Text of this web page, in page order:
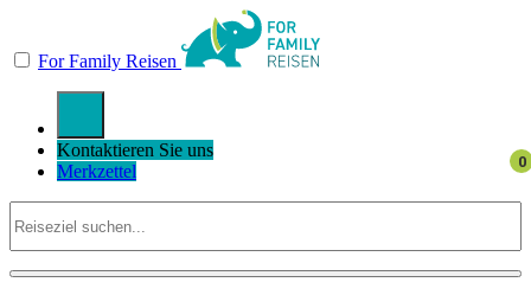
For Family Reisen
Kontaktieren Sie uns
Merkzettel